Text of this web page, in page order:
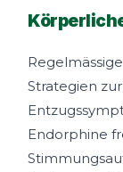
Strategien
Endorphine